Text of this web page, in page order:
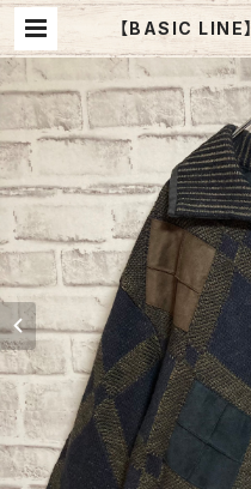
【BASIC
ket XL ニット
デザインニッ
アメリカ USA